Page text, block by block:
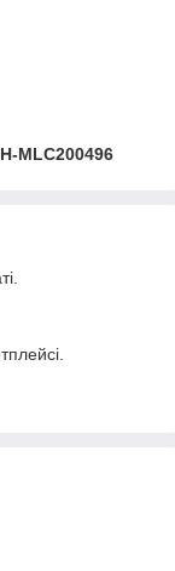
MLC200496